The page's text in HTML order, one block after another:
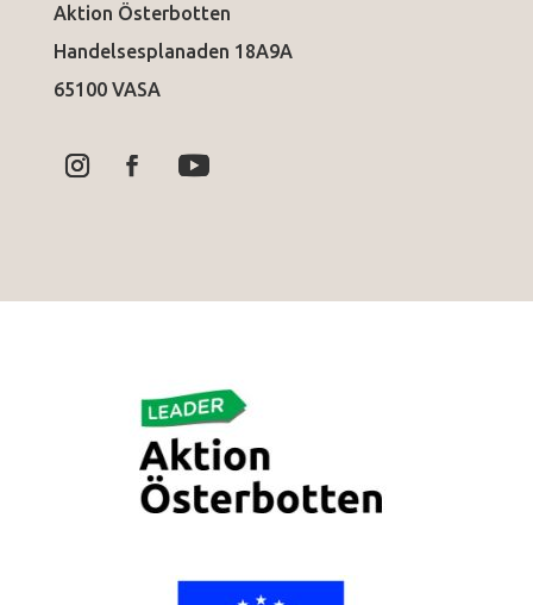
Aktion Österbotten
Handelsesplanaden 18A9A
65100 VASA